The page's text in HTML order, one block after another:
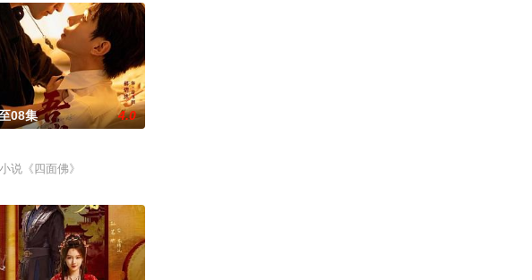
柯宇 饰）的求助电话，他父母
谋生，在夹缝中凭借自己的智慧借势谋局，以行商入场，以票号立足，
08集 4.0
说《四面佛》